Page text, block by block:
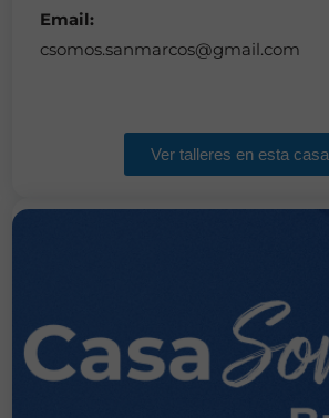
Email:
csomos.sanmarcos@gmail.com
Ver talleres en esta casa